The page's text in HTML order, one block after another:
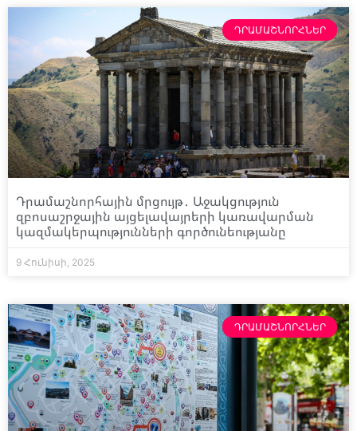
ԴՐԱՄԱՇՆՈՐՀՆԵՐ
Դրամաշնորհային մրցույթ․ Աջակցություն
զբոսաշրջային այցելավայրերի կառավարման
կազմակերպությունների գործունեությանը
9 Հունիսի, 2025
ԴՐԱՄԱՇՆՈՐՀՆԵՐ